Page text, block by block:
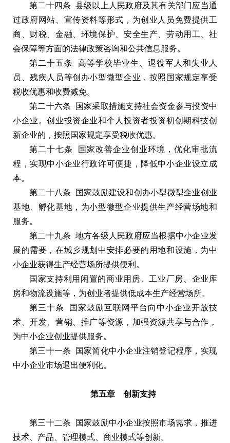
第二十四条 县级以上人民政府及其有关部门应当通
过政府网站、宣传资料等形式，为创业人员免费提供工
商、财税、金融、环境保护、安全生产、劳动用工、社
会保障等方面的法律政策咨询和公共信息服务。
第二十五条 高等学校毕业生、退役军人和失业人
员、残疾人员等创办小型微型企业，按照国家规定享受
税收优惠和收费减免。
第二十六条 国家采取措施支持社会资金参与投资中
小企业。创业投资企业和个人投资者投资初创期科技创
新企业的，按照国家规定享受税收优惠。
第二十七条 国家改善企业创业环境，优化审批流
程，实现中小企业行政许可便捷，降低中小企业设立成
本。
第二十八条 国家鼓励建设和创办小型微型企业创业
基地、孵化基地，为小型微型企业提供生产经营场地和
服务。
第二十九条 地方各级人民政府应当根据中小企业发
展的需要，在城乡规划中安排必要的用地和设施，为中
小企业获得生产经营场所提供便利。
国家支持利用闲置的商业用房、工业厂房、企业库
房和物流设施等，为创业者提供低成本生产经营场所。
第三十条 国家鼓励互联网平台向中小企业开放技
术、开发、营销、推广等资源，加强资源共享与合作，
为中小企业创业提供服务。
第三十一条 国家简化中小企业注销登记程序，实现
中小企业市场退出便利化。
第五章 创新支持
第三十二条 国家鼓励中小企业按照市场需求，推进
技术、产品、管理模式、商业模式等创新。